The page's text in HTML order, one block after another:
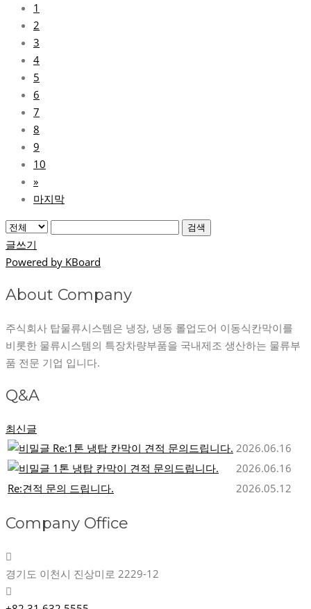
1
2
3
4
5
6
7
8
9
10
»
마지막
검색
글쓰기
Powered by KBoard
About Company
주식회사 탑물류시스템은 냉장, 냉동 롤업도어 이동식칸막이를
비롯한 물류시스템의 특장차량부품을 국내제조 생산하는 물류부
품 전문 기업 입니다.
Q&A
최신글
Re:1톤 냉탑 칸막이 견적 문의드립니다. 2026.06.16
1톤 냉탑 칸막이 견적 문의드립니다.
2026.06.16
Re:견적 문의 드립니다.
2026.05.12
Company Office
경기도 이천시 진상미로 2229-12